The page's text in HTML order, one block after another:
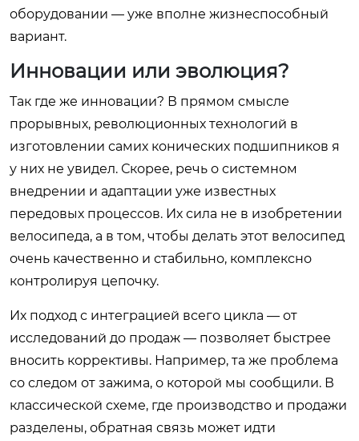
оборудовании — уже вполне жизнеспособный
вариант.
Инновации или эволюция?
Так где же инновации? В прямом смысле
прорывных, революционных технологий в
изготовлении самих конических подшипников я
у них не увидел. Скорее, речь о системном
внедрении и адаптации уже известных
передовых процессов. Их сила не в изобретении
велосипеда, а в том, чтобы делать этот велосипед
очень качественно и стабильно, комплексно
контролируя цепочку.
Их подход с интеграцией всего цикла — от
исследований до продаж — позволяет быстрее
вносить коррективы. Например, та же проблема
со следом от зажима, о которой мы сообщили. В
классической схеме, где производство и продажи
разделены, обратная связь может идти